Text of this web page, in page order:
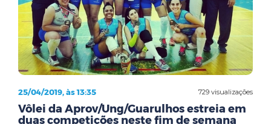
729 visualizações
25/04/2019, às 13:35
Vôlei da Aprov/Ung/Guarulhos estreia em
duas competições neste fim de semana